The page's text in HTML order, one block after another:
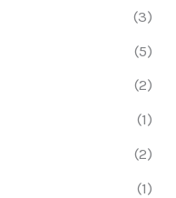
(3)
(5)
(2)
(1)
(2)
(1)